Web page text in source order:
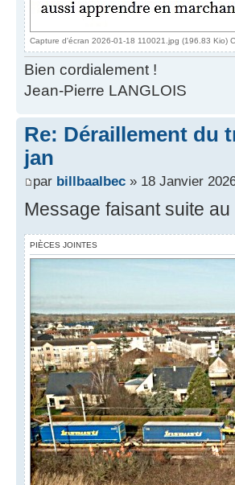
Capture d'écran 2026-01-18 110021.jpg (196.83 Kio)
Bien cordialement !
Jean-Pierre LANGLOIS
Re: Déraillement du
jan
par billbaalbec » 18 Janvier
Message faisant suite
PIÈCES JOINTES